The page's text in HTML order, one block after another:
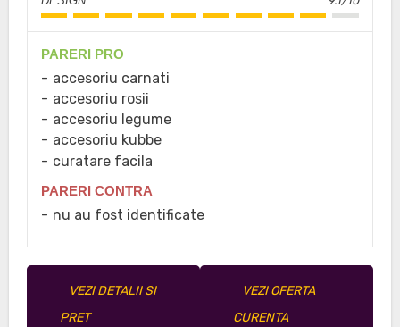
PARERI PRO
accesoriu carnati
accesoriu rosii
accesoriu legume
accesoriu kubbe
curatare facila
PARERI CONTRA
nu au fost identificate
VEZI DETALII SI
PRET
VEZI OFERTA
CURENTA